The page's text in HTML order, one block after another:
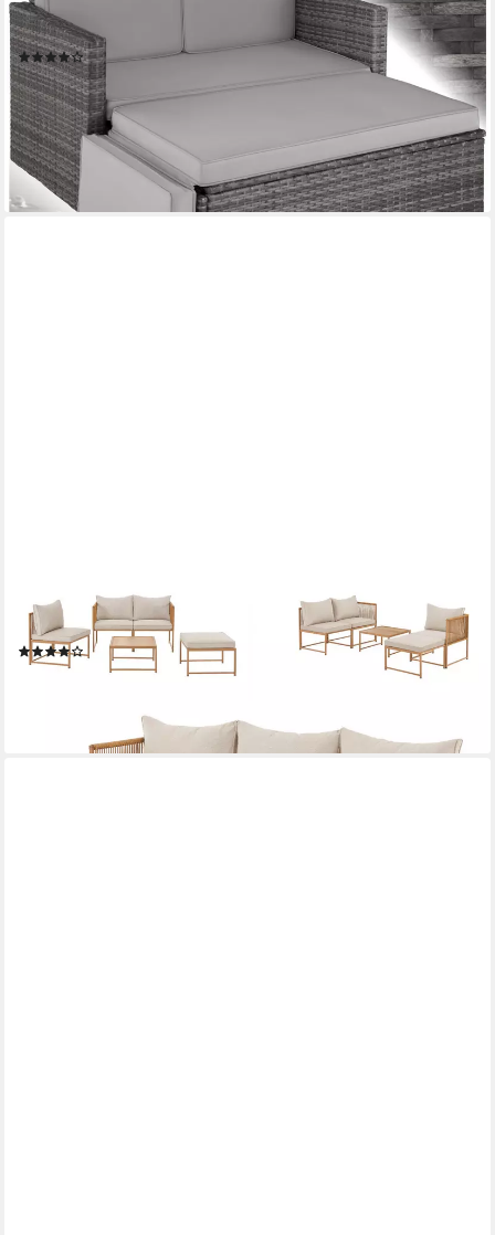
(Gartenlounge Korfu, 2-tlg., in grau), 2-Sitzer, widerstandsfähig,
UV-beständig, Dicke der Polster 8 cm
(139)
165,99 € 189,99 €
nur bis Dienstag
-13%
lieferbar - in 2-3 Werktagen bei dir
Gartenlounge-Set DETROIT, (Modul-Set), Gartenmöbel Flexibel
Sofa Tisch Sessel Ottoman
(14)
329,99 €